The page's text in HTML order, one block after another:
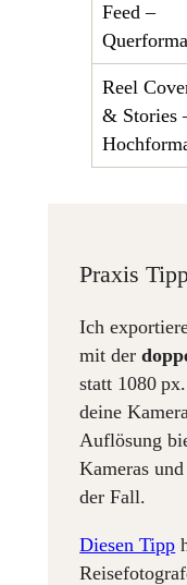
Feed –
Reel
& Stories
Praxis
Ich
mit der
statt 1080
deine
Auflösung
Kameras
der Fall.
Diesen Tipp